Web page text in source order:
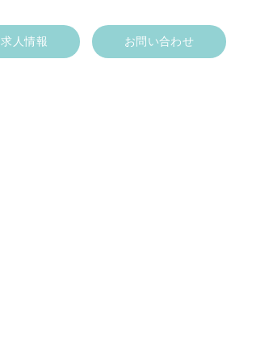
求人情報 お問い合わせ